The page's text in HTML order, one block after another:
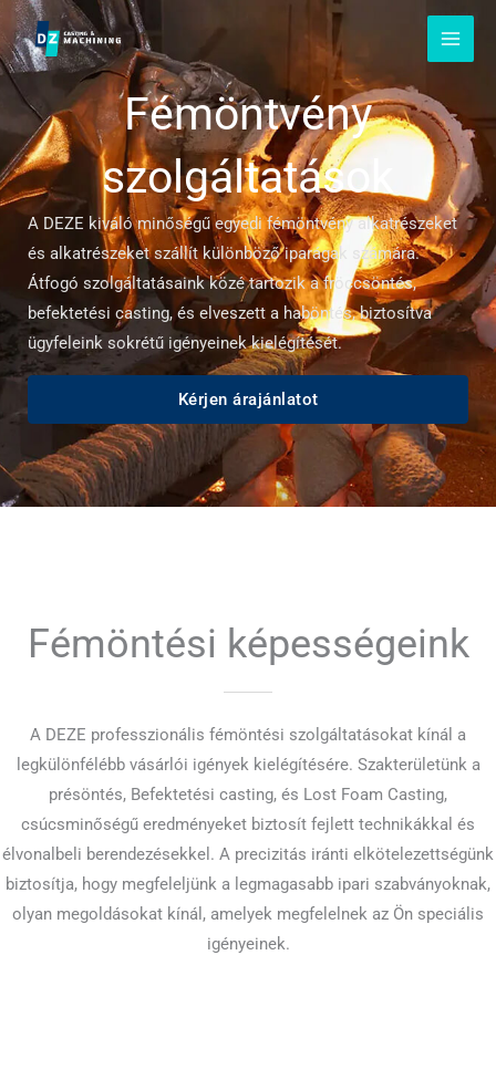
Ugorjon
a
tartalomra
Fémöntvény
szolgáltatások
A DEZE kiváló minőségű egyedi fémöntvény alkatrészeket
és alkatrészeket szállít különböző iparágak számára.
Átfogó szolgáltatásaink közé tartozik a fröccsöntés,
befektetési casting, és elveszett a haböntés, biztosítva
ügyfeleink sokrétű igényeinek kielégítését.
Kérjen árajánlatot
Fémöntési képességeink
A DEZE professzionális fémöntési szolgáltatásokat kínál a
legkülönfélébb vásárlói igények kielégítésére. Szakterületünk a
présöntés, Befektetési casting, és Lost Foam Casting,
csúcsminőségű eredményeket biztosít fejlett technikákkal és
élvonalbeli berendezésekkel. A precizitás iránti elkötelezettségünk
biztosítja, hogy megfeleljünk a legmagasabb ipari szabványoknak,
olyan megoldásokat kínál, amelyek megfelelnek az Ön speciális
igényeinek.